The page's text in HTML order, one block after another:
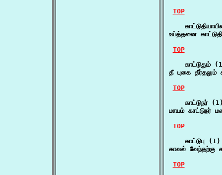
TOP
உய்த்தனை
TOP
காட்டுதும்
தீ புகை
TOP
காட்டுநர்
மாயம் காட்டுநர்
TOP
    காட்டுபு (1)
காவல் வேந்தற்கு
TOP